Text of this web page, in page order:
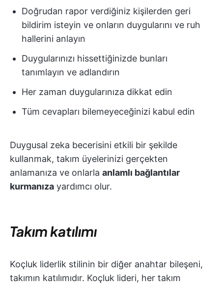
Doğrudan rapor verdiğiniz kişilerden geri
bildirim isteyin ve onların duygularını ve ruh
hallerini anlayın
Duygularınızı hissettiğinizde bunları
tanımlayın ve adlandırın
Her zaman duygularınıza dikkat edin
Tüm cevapları bilemeyeceğinizi kabul edin
Duygusal zeka becerisini etkili bir şekilde
kullanmak, takım üyelerinizi gerçekten
anlamanıza ve onlarla anlamlı bağlantılar
kurmanıza yardımcı olur.
Takım katılımı
Koçluk liderlik stilinin bir diğer anahtar bileşeni,
takımın katılımıdır. Koçluk lideri, her takım